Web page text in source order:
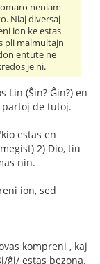
neniam
Niaj diversaj
ion ke estas
pli malmultajn
entute ne
je ni.
Lin (Ŝin? Ĝin?) en
de tutoj.
estas en
2) Dio, tiu
nin.
ion, sed
kompreni , kaj
ĝi/ estas bezona.